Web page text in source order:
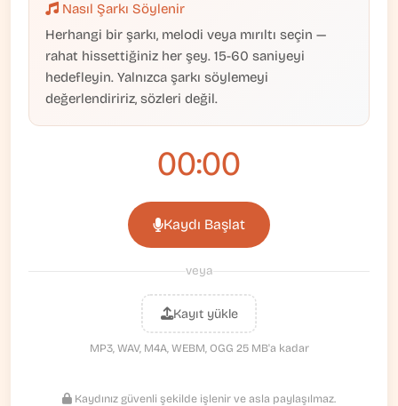
Nasıl Şarkı Söylenir
Herhangi bir şarkı, melodi veya mırıltı seçin —
rahat hissettiğiniz her şey. 15-60 saniyeyi
hedefleyin. Yalnızca şarkı söylemeyi
değerlendiririz, sözleri değil.
00:00
Kaydı Başlat
veya
Kayıt yükle
MP3, WAV, M4A, WEBM, OGG 25 MB'a kadar
Kaydınız güvenli şekilde işlenir ve asla paylaşılmaz.